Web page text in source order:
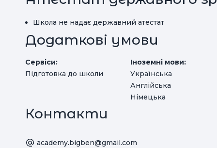
Школа не надає державний атестат
Додаткові умови
Сервіси:
Підготовка до школи
Іноземні мови:
Українська
Англійська
Німецька
Контакти
academy.bigben@gmail.com